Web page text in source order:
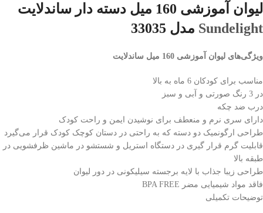
لیوان آموزشی 160 میل دسته دار ساندلایت
Sundelight مدل 33035
ویژگی‌های لیوان آموزشی 160 میل ساندلایت
مناسب برای کودکان 6 ماه به بالا
در 3 رنگ صورتی و آبی و سبز
درب ضد چکه
دارای سری نرم و منعطف برای نوشیدن ایمن و راحت کودک
طراحی ارگونمیک دو دسته که به راحتی در دستان کوچک کودک قرار می‌گیرد
قابلیت گرم قرار گیری در دستگاه استریل و شستشو در ماشین ظرفشویی در
طبقه بالا
طراحی زیبا جذاب با لایه برجسته سیلیکونی در دور لیوان
فاقد مواد شیمیایی مضر BPA FREE
توضیحات تکمیلی